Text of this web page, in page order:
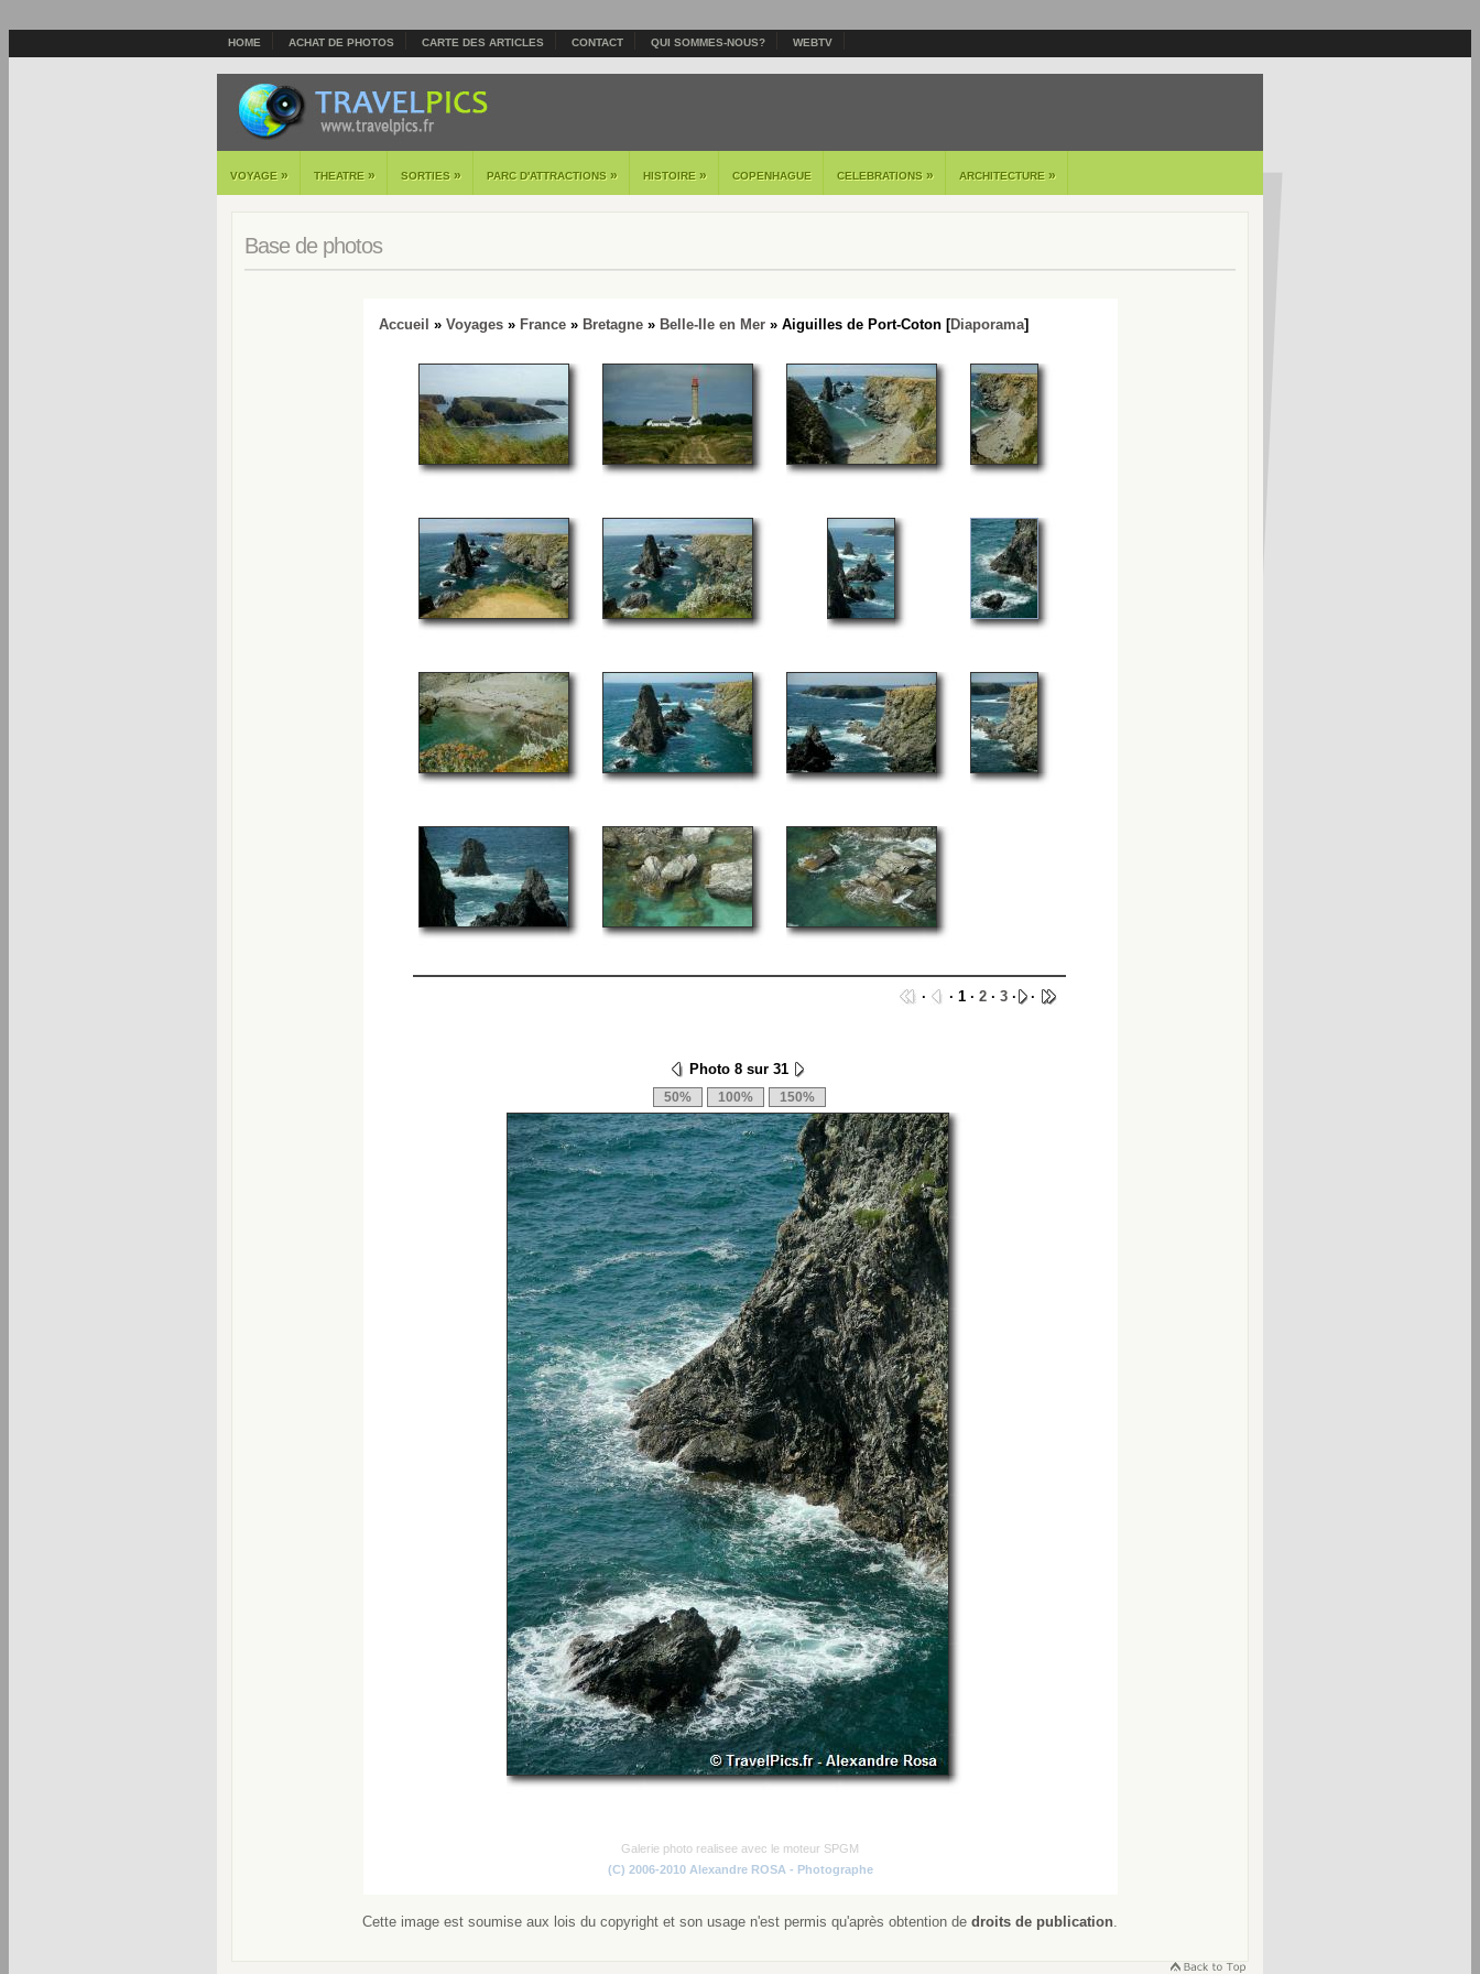
HOME ACHAT DE PHOTOS CARTE DES ARTICLES CONTACT QUI SOMMES-NOUS? WEBTV
VOYAGE » THEATRE » SORTIES » PARC D'ATTRACTIONS » HISTOIRE » COPENHAGUE CELEBRATIONS » ARCHITECTURE »
Base de photos
Accueil » Voyages» France» Bretagne» Belle-Ile en Mer» Aiguilles de Port-Coton [Diaporama]
· · 1 · 2· 3· ·
Photo 8 sur 31
Galerie photo realisee avec le moteur SPGM
(C) 2006-2010 Alexandre ROSA - Photographe
Cette image est soumise aux lois du copyright et son usage n'est permis qu'après obtention de droits de publication.